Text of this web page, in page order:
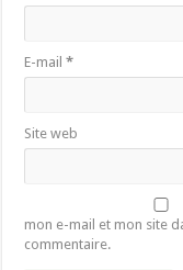
E-mail*
Site web
mon e-mail et mon site
commentaire.